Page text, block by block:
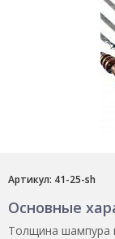
Артикул: 41-25-sh
Основные
Толщина шампура